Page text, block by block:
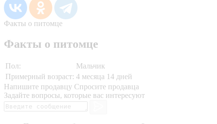
Факты о питомце
Факты о питомце
Пол:
Мальчик
Примерный возраст: 4 месяца 14 дней
Напишите продавцу Спросите продавца
Задайте вопросы, которые вас интересуют